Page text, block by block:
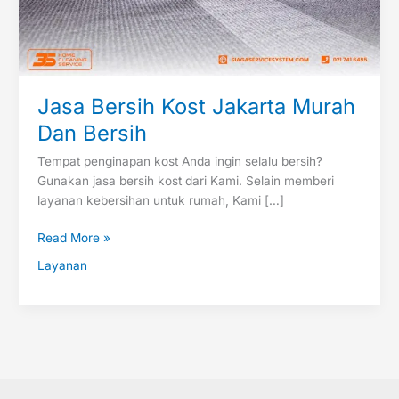
Jasa Bersih Kost Jakarta Murah
Dan Bersih
Tempat penginapan kost Anda ingin selalu bersih?
Gunakan jasa bersih kost dari Kami. Selain memberi
layanan kebersihan untuk rumah, Kami […]
Read More »
Layanan